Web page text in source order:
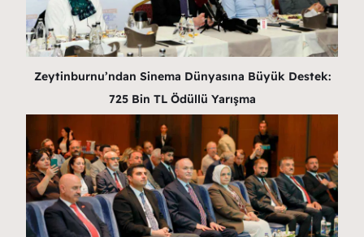
Zeytinburnu’ndan Sinema Dünyasına Büyük Destek:
725 Bin TL Ödüllü Yarışma